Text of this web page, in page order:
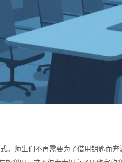
。师生们不再需要为了借用钥匙而